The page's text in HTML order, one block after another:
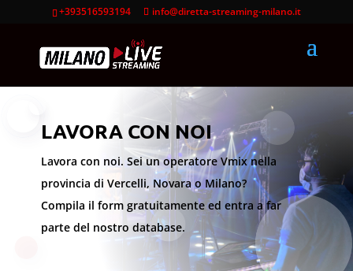
+393516593194 info@diretta-streaming-milano.it
LAVORA CON NOI
Lavora con noi. Sei un operatore Vmix nella
provincia di Vercelli, Novara o Milano?
Compila il form gratuitamente ed entra a far
parte del nostro database.